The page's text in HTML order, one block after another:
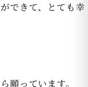
できて、とても幸
願っています。